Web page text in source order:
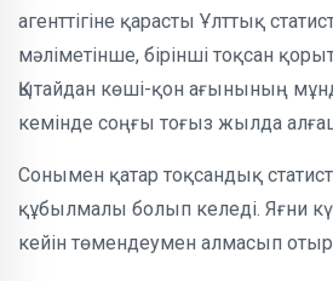
агенттігіне қарасты Ұлттық
мәліметінше, бірінші тоқсан
Қытайдан көші-қон ағынының
кемінде соңғы тоғыз жылда
Сонымен қатар тоқсандық
құбылмалы болып келеді. Яғни
кейін төмендеумен алмасып